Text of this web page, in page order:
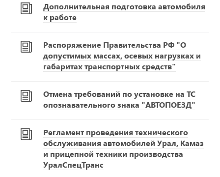
Дополнительная подготовка автомобиля
к работе
Распоряжение Правительства РФ "О
допустимых массах, осевых нагрузках и
габаритах транспортных средств"
Отмена требований по установке на ТС
опознавательного знака "АВТОПОЕЗД"
Регламент проведения технического
обслуживания автомобилей Урал, Камаз
и прицепной техники производства
УралСпецТранс